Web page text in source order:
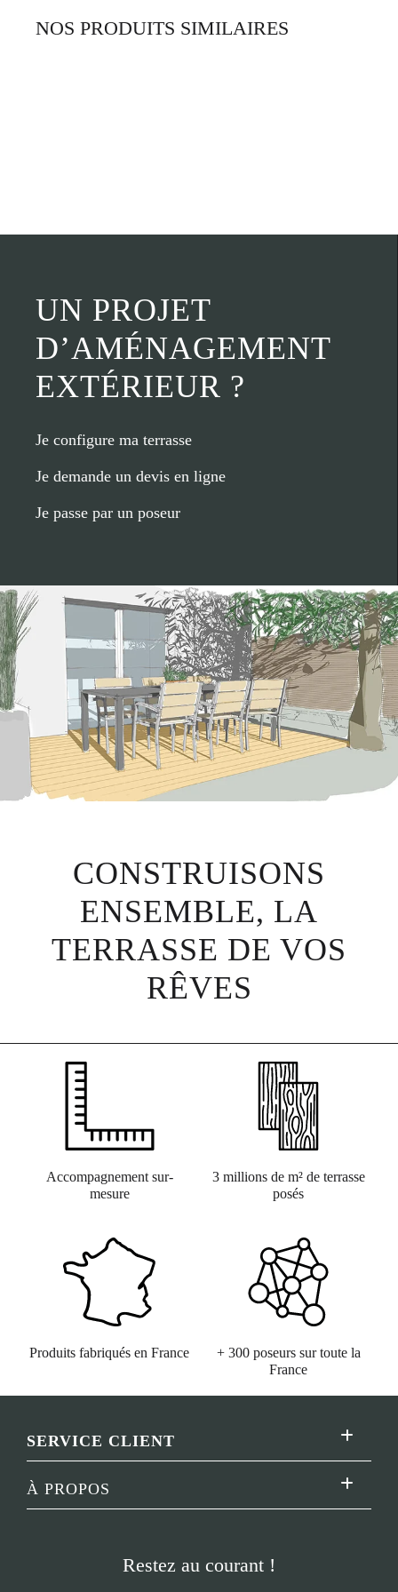
NOS PRODUITS SIMILAIRES
UN PROJET
D’AMÉNAGEMENT
EXTÉRIEUR ?
Je configure ma terrasse
Je demande un devis en ligne
Je passe par un poseur
CONSTRUISONS
ENSEMBLE, LA
TERRASSE DE VOS
RÊVES
Accompagnement sur-
mesure
3 millions de m² de terrasse
posés
Produits fabriqués en France
+ 300 poseurs sur toute la
France
SERVICE CLIENT
Toggle
Lexique
À PROPOS
Toggle
Qui sommes-nous ?Restez au courant !